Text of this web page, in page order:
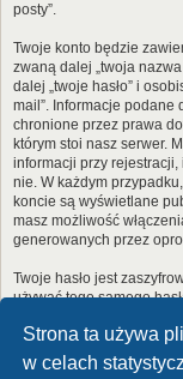
Strona ta używa
w celach
posty”.
Twoje konto będzie
zwaną dalej „twoja
dalej „twoje hasło” i
mail”. Informacje podane
chronione przez prawa
którym stoi nasz serwer.
informacji przy
nie. W każdym
koncie są wyświetlane
masz możliwość
generowanych przez
Twoje hasło jest
używać tego samego
umożliwia dostęp do
w żadnym wypadku nie
pamiętam hasła”.
e-mail. Po podaniu tych